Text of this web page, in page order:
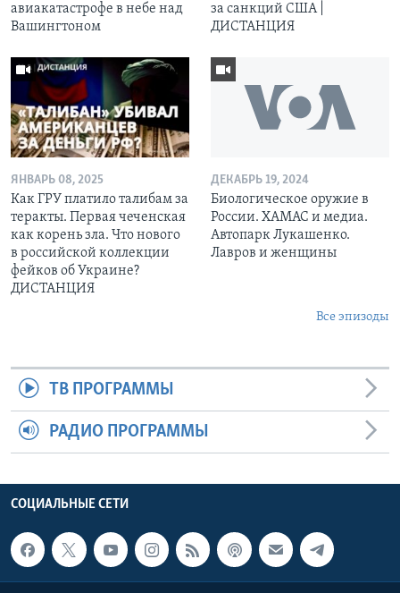
авиакатастрофе в небе над
Вашингтоном
за санкций США |
ДИСТАНЦИЯ
ЯНВАРЬ 08, 2025
Как ГРУ платило талибам за
теракты. Первая чеченская
как корень зла. Что нового
в российской коллекции
фейков об Украине?
ДИСТАНЦИЯ
ДЕКАБРЬ 19, 2024
Биологическое оружие в
России. ХАМАС и медиа.
Автопарк Лукашенко.
Лавров и женщины
Все эпизоды
ТВ ПРОГРАММЫ
РАДИО ПРОГРАММЫ
СОЦИАЛЬНЫЕ СЕТИ